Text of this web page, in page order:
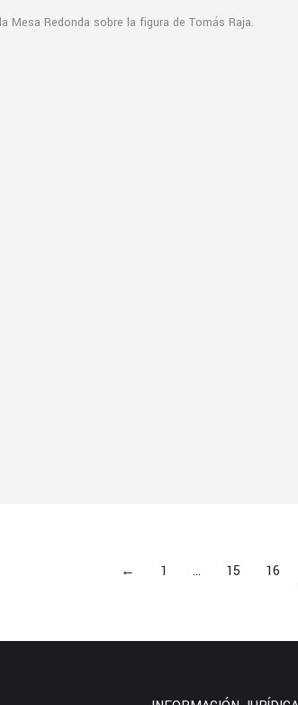
Mesa Redonda sobre la figura de Tomás Raja.
← 1 … 15 16